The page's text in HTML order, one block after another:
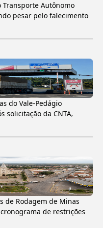
Transporte Autônomo
pesar pelo falecimento
do Vale-Pedágio
solicitação da CNTA,
de Rodagem de Minas
de restrições